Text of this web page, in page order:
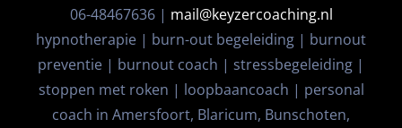
06-48467636 | mail@keyzercoaching.nl
hypnotherapie | burn-out begeleiding | burnout
preventie | burnout coach | stressbegeleiding |
stoppen met roken | loopbaancoach | personal
coach in Amersfoort, Blaricum, Bunschoten,